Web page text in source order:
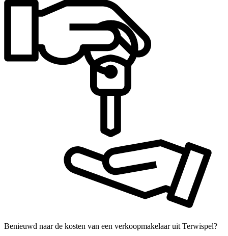
Benieuwd naar de kosten van een verkoopmakelaar uit Terwispel?